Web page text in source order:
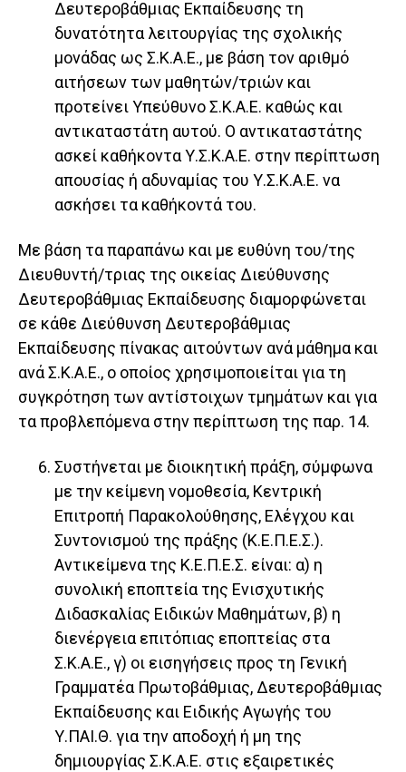
Δευτεροβάθμιας Εκπαίδευσης τη
δυνατότητα λειτουργίας της σχολικής
μονάδας ως Σ.Κ.Α.Ε., με βάση τον αριθμό
αιτήσεων των μαθητών/τριών και
προτείνει Υπεύθυνο Σ.Κ.Α.Ε. καθώς και
αντικαταστάτη αυτού. Ο αντικαταστάτης
ασκεί καθήκοντα Υ.Σ.Κ.Α.Ε. στην περίπτωση
απουσίας ή αδυναμίας του Υ.Σ.Κ.Α.Ε. να
ασκήσει τα καθήκοντά του.
Με βάση τα παραπάνω και με ευθύνη του/της
Διευθυντή/τριας της οικείας Διεύθυνσης
Δευτεροβάθμιας Εκπαίδευσης διαμορφώνεται
σε κάθε Διεύθυνση Δευτεροβάθμιας
Εκπαίδευσης πίνακας αιτούντων ανά μάθημα και
ανά Σ.Κ.Α.Ε., ο οποίος χρησιμοποιείται για τη
συγκρότηση των αντίστοιχων τμημάτων και για
τα προβλεπόμενα στην περίπτωση της παρ. 14.
Συστήνεται με διοικητική πράξη, σύμφωνα
με την κείμενη νομοθεσία, Κεντρική
Επιτροπή Παρακολούθησης, Ελέγχου και
Συντονισμού της πράξης (Κ.Ε.Π.Ε.Σ.).
Αντικείμενα της Κ.Ε.Π.Ε.Σ. είναι: α) η
συνολική εποπτεία της Ενισχυτικής
Διδασκαλίας Ειδικών Μαθημάτων, β) η
διενέργεια επιτόπιας εποπτείας στα
Σ.Κ.Α.Ε., γ) οι εισηγήσεις προς τη Γενική
Γραμματέα Πρωτοβάθμιας, Δευτεροβάθμιας
Εκπαίδευσης και Ειδικής Αγωγής του
Υ.ΠΑΙ.Θ. για την αποδοχή ή μη της
δημιουργίας Σ.Κ.Α.Ε. στις εξαιρετικές